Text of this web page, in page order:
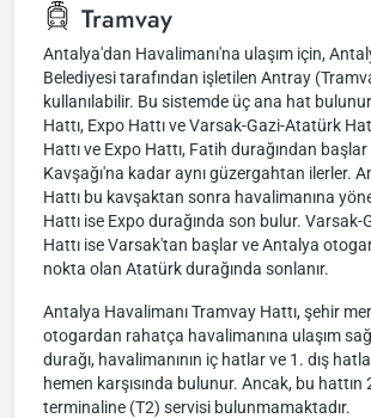
Tramvay
Antalya'dan Havalimanı'na ulaşım için,
Belediyesi tarafından işletilen Antray
kullanılabilir. Bu sistemde üç ana hat
Hattı, Expo Hattı ve Varsak-Gazi-Atatürk
Hattı ve Expo Hattı, Fatih durağından
Kavşağı'na kadar aynı güzergahtan ilerler.
Hattı bu kavşaktan sonra havalimanına
Hattı ise Expo durağında son bulur.
Hattı ise Varsak'tan başlar ve Antalya
nokta olan Atatürk durağında sonlanır.
Antalya Havalimanı Tramvay Hattı, şehir
otogardan rahatça havalimanına ulaşım
durağı, havalimanının iç hatlar ve 1. dış
hemen karşısında bulunur. Ancak, bu hattın
terminaline (T2) servisi bulunmamaktadır.